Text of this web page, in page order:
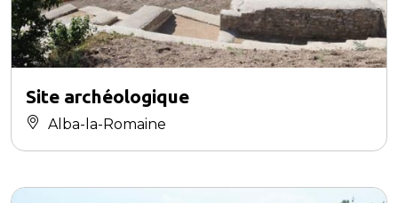
Site archéologique
Alba-la-Romaine